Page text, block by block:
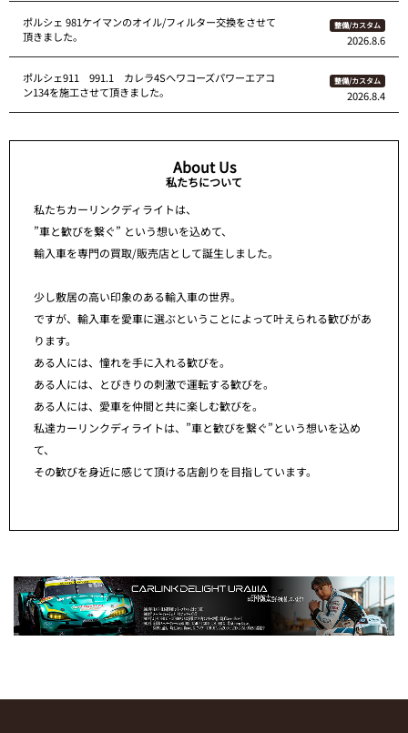
ポルシェ 981ケイマンのオイル/フィルター交換をさせて
頂きました。
整備/カスタム
2026.8.6
ポルシェ911 991.1 カレラ4Sへワコーズパワーエアコ
ン134を施工させて頂きました。
整備/カスタム
2026.8.4
About Us
私たちについて
私たちカーリンクディライトは、
”車と歓びを繋ぐ” という想いを込めて、
輸入車を専門の買取/販売店として誕生しました。
少し敷居の高い印象のある輸入車の世界。
ですが、輸入車を愛車に選ぶということによって叶えられる歓びがあ
ります。
ある人には、憧れを手に入れる歓びを。
ある人には、とびきりの刺激で運転する歓びを。
ある人には、愛車を仲間と共に楽しむ歓びを。
私達カーリンクディライトは、”車と歓びを繋ぐ”という想いを込め
て、
その歓びを身近に感じて頂ける店創りを目指しています。